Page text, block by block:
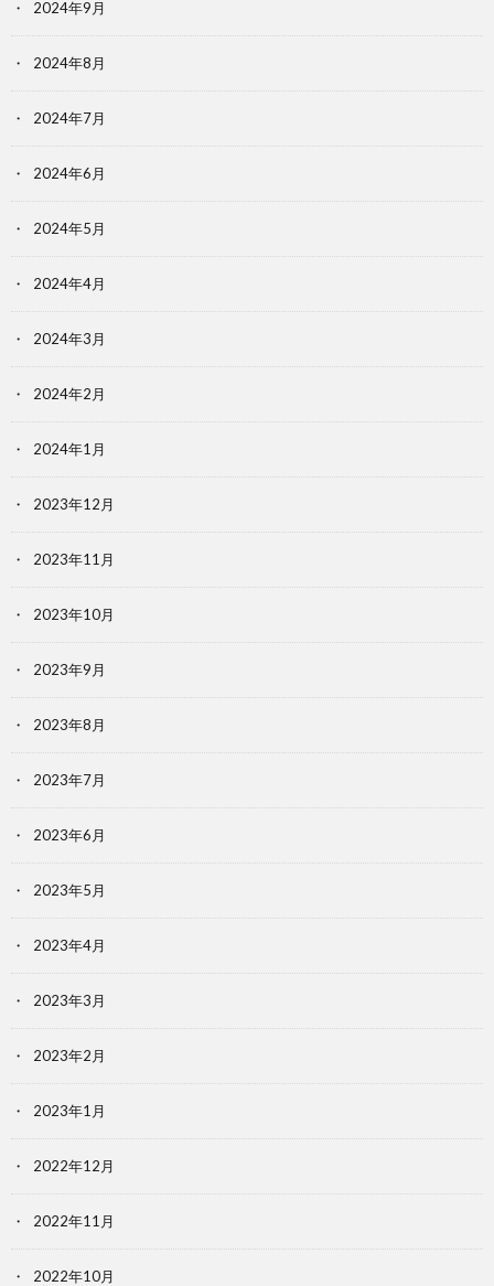
2024年9月
2024年8月
2024年7月
2024年6月
2024年5月
2024年4月
2024年3月
2024年2月
2024年1月
2023年12月
2023年11月
2023年10月
2023年9月
2023年8月
2023年7月
2023年6月
2023年5月
2023年4月
2023年3月
2023年2月
2023年1月
2022年12月
2022年11月
2022年10月